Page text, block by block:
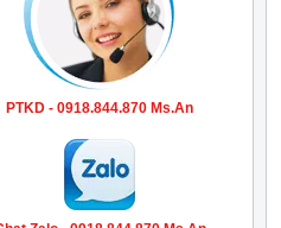
PTKD - 0918.844.870 Ms.An